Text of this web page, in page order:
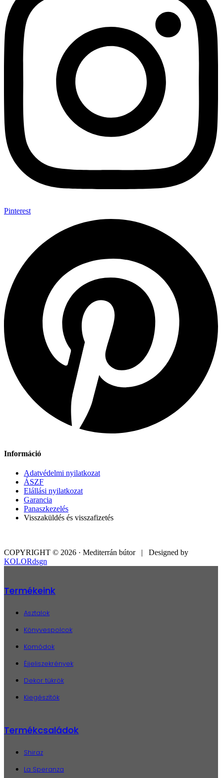
Pinterest
Információ
Adatvédelmi nyilatkozat
ÁSZF
Elállási nyilatkozat
Garancia
Panaszkezelés
Visszaküldés és visszafizetés
COPYRIGHT © 2026 · Mediterrán bútor | Designed by
KOLORdsgn
Termékeink
Asztalok
Könyvespolcok
Komódok
Éjjeliszekrények
Dekor tükrök
Kiegészítők
Termékcsaládok
Shiraz
La Speranza